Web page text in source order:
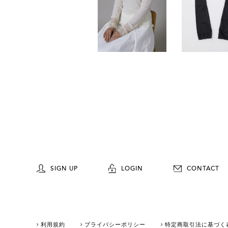
SIGN UP LOGIN CONTACT
利用規約 プライバシーポリシー 特定商取引法に基づく